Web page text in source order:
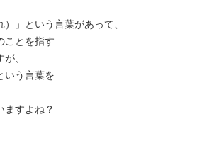
」という言葉があって、
ことを指す
、
いう言葉を
すよね？